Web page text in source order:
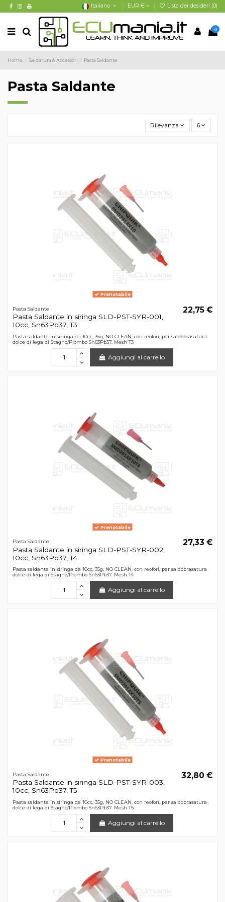
Italiano EUR € Lista dei desideri (0)
0
Home Saldatura & Accessori Pasta Saldante
Pasta Saldante
Rilevanza 6
Prenotabile
Pasta Saldante
Pasta Saldante in siringa SLD-PST-SYR-001,
10cc, Sn63Pb37, T3
22,75 €
Pasta saldante in siringa da 10cc, 35g, NO CLEAN, con reofori, per saldobrasatura
dolce di lega di Stagno/Piombo Sn63Pb37. Mesh T3
Aggiungi al carrello
Prenotabile
Pasta Saldante
Pasta Saldante in siringa SLD-PST-SYR-002,
10cc, Sn63Pb37, T4
27,33 €
Pasta saldante in siringa da 10cc, 35g, NO CLEAN, con reofori, per saldobrasatura
dolce di lega di Stagno/Piombo Sn63Pb37. Mesh T4
Aggiungi al carrello
Prenotabile
Pasta Saldante
Pasta Saldante in siringa SLD-PST-SYR-003,
10cc, Sn63Pb37, T5
32,80 €
Pasta saldante in siringa da 10cc, 35g, NO CLEAN, con reofori, per saldobrasatura
dolce di lega di Stagno/Piombo Sn63Pb37. Mesh T5
Aggiungi al carrello